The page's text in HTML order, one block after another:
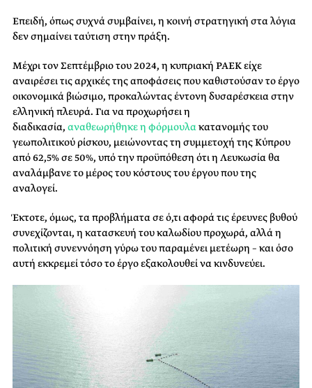
Επειδή, όπως συχνά συμβαίνει, η κοινή στρατηγική στα λόγια
δεν σημαίνει ταύτιση στην πράξη.
Μέχρι τον Σεπτέμβριο του 2024, η κυπριακή ΡΑΕΚ είχε
αναιρέσει τις αρχικές της αποφάσεις που καθιστούσαν το έργο
οικονομικά βιώσιμο, προκαλώντας έντονη δυσαρέσκεια στην
ελληνική πλευρά. Για να προχωρήσει η
διαδικασία, αναθεωρήθηκε η φόρμουλακατανομής του
γεωπολιτικού ρίσκου, μειώνοντας τη συμμετοχή της Κύπρου
από 62,5% σε 50%, υπό την προϋπόθεση ότι η Λευκωσία θα
αναλάμβανε το μέρος του κόστους του έργου που της
αναλογεί.
Έκτοτε, όμως, τα προβλήματα σε ό,τι αφορά τις έρευνες βυθού
συνεχίζονται, η κατασκευή του καλωδίου προχωρά, αλλά η
πολιτική συνεννόηση γύρω του παραμένει μετέωρη – και όσο
αυτή εκκρεμεί τόσο το έργο εξακολουθεί να κινδυνεύει.